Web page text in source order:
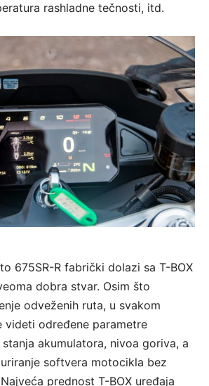
rashladne tečnosti, itd.
675SR-R fabrički dolazi sa T-BOX
dobra stvar. Osim što
odveženih ruta, u svakom
videti određene parametre
akumulatora, nivoa goriva, a
softvera motocikla bez
prednost T-BOX uređaja